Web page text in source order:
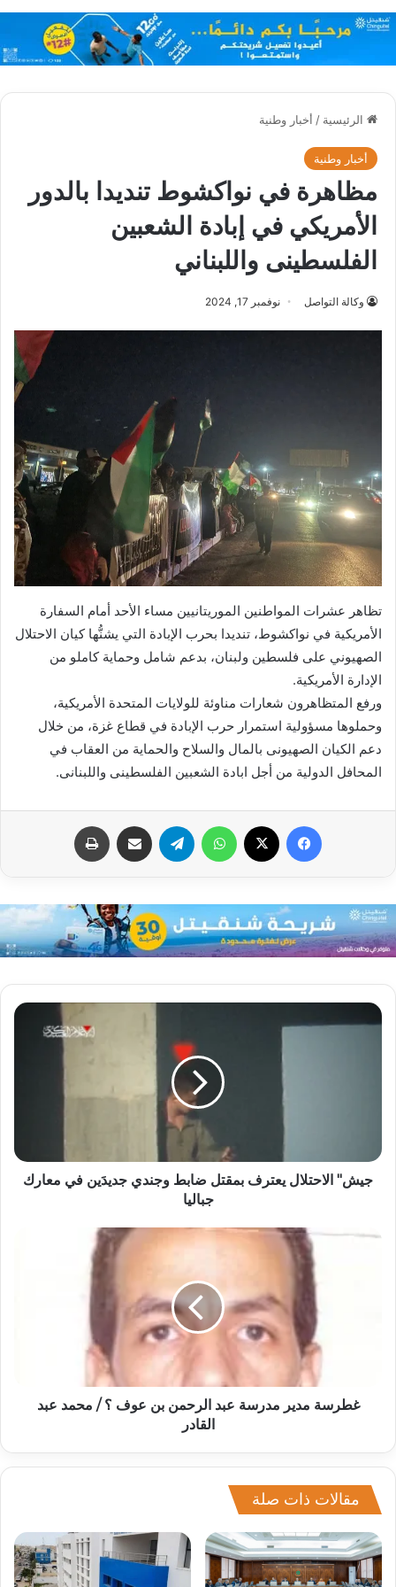
الرئيسية / أخبار وطنية
أخبار وطنية
مظاهرة في نواكشوط تنديدا بالدور
الأمريكي في إبادة الشعبين
الفلسطينى واللبناني
وكالة التواصل نوفمبر 17, 2024
تظاهر عشرات المواطنين الموريتانيين مساء الأحد أمام السفارة
الأمريكية في نواكشوط، تنديدا بحرب الإبادة التي يشنُّها كيان الاحتلال
الصهيوني على فلسطين ولبنان، بدعم شامل وحماية كاملو من
الإدارة الأمريكية.
ورفع المتظاهرون شعارات مناوئة للولايات المتحدة الأمريكية،
وحملوها مسؤولية استمرار حرب الإبادة في قطاع غزة، من خلال
دعم الكيان الصهيونى بالمال والسلاح والحماية من العقاب في
المحافل الدولية من أجل ابادة الشعبين الفلسطينى واللبنانى.
فيسبوك واتساب تيلقرام مشاركة عبر البريد
جيش" الاحتلال يعترف بمقتل ضابط وجندي جديدَين في معارك
جباليا
غطرسة مدير مدرسة عبد الرحمن بن عوف ؟ / محمد عبد
القادر
مقالات ذات صلة